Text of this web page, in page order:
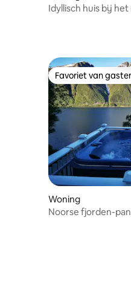
Idyllisch huis bij
Favoriet van
Favoriet van
Woning
Noorse fjorden-